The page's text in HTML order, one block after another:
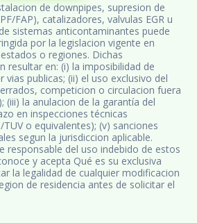
de downpipes, supresion de
FAP), catalizadores, valvulas EGR u
sistemas anticontaminantes puede
por la legislacion vigente en
o regiones. Dichas
resultar en: (i) la imposibilidad de
vias publicas; (ii) el uso exclusivo del
competicion o circulacion fuera
(iii) la anulacion de la garantía del
en inspecciones técnicas
o equivalentes); (v) sanciones
segun la jurisdiccion aplicable.
responsable del uso indebido de estos
y acepta Qué es su exclusiva
la legalidad de cualquier modificacion
de residencia antes de solicitar el